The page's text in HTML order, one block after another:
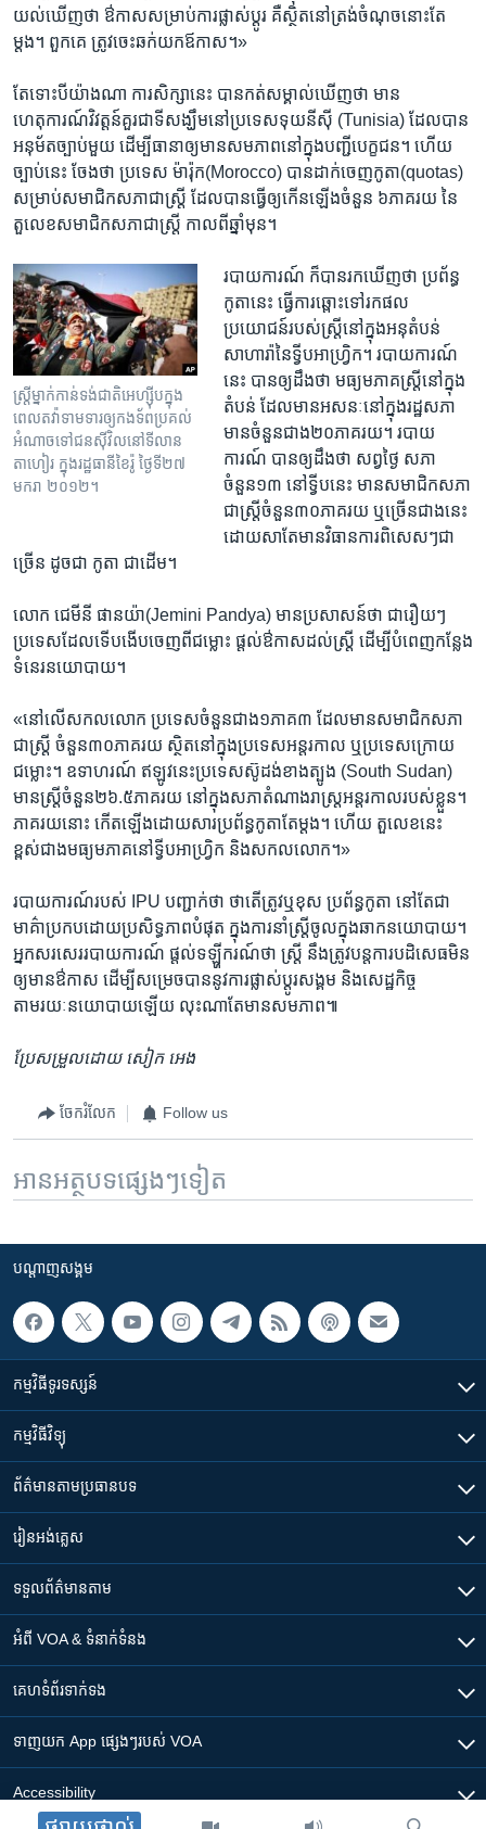
យល់​ឃើញ​ថា ឳកាស​សម្រាប់​ការ​ផ្លាស់ប្តូរ ​គឺស្ថិតនៅ​ត្រង់​ចំណុច​នោះ​តែ​
ម្តង។ ពួក​គេ ​ត្រូវ​ចេះឆក់​យកឪកាស។»​
តែ​ទោះ​បី​យ៉ាង​ណា ការ​សិក្សានេះ ​បាន​កត់សម្គាល់​ឃើញ​ថា មាន​
ហេតុការណ៍​វិវត្តន៍​គួរជា​ទី​សង្ឃឹមនៅ​ប្រទេសទុយ​នីស៊ី (​Tunisia) ដែល​បាន​
អនុម័ត​ច្បាប់​មួយ ដើម្បី​ធានា​ឲ្យ​មាន​សមភាពនៅ​ក្នុងបញ្ជីបេក្ខជន។ ហើយ
ច្បាប់​នេះ​ ​ចែងថា ប្រទេស​ ម៉ារ៉ុក(Morocco) បាន​ដាក់​ចេញកូតា​(quotas)
សម្រាប់​សមាជិក​សភាជា​ស្រី្ត ដែល​បាន​ធ្វើ​ឲ្យ​កើន​ឡើងចំនួន ​៦​ភាគរយ នៃ
តួលេខ​សមាជិក​សភាជា​ស្រ្តី​ ​កាល​ពី​ឆ្នាំ​មុន។
ស្ត្រី​ម្នាក់​កាន់ទង់ជាតិ​អេហ្ស៊ីប​ក្នុង​
ពេល​តវ៉ាទាមទារ​ឲ្យ​កងទ័ព​ប្រគល់​
អំណាច​ទៅ​ជនស៊ីវិលនៅទីលាន
តាហៀរ ក្នុង​រដ្ឋធានីខៃរ៉ូ ថ្ងៃទី២៧
មករា ២០១២។
របាយការណ៍ ​ក៏​បាន​រក​ឃើញ​ថា ប្រព័ន្ធ​
កូតា​នេះ ធ្វើការ​ឆ្ពោះទៅ​រកផល​
ប្រយោជន៍​របស់​ស្រ្តី​នៅក្នុង​អនុ​តំបន់
សាហារ៉ា​នៃទ្វីប​អាហ្រ្វិក។ របាយការណ៍​
នេះ បានឲ្យដឹង​ថា មធ្យម​ភាគ​ស្រ្តី​នៅក្នុង​
តំបន់​ ដែល​មាន​អសនៈនៅ​ក្នុង​រដ្ឋសភា
មាន​ចំនួន​ជាង​២០​ភាគរយ។ របាយ
ការណ៍ បាន​ឲ្យ​ដឹង​ថា សព្វ​ថ្ងៃ សភា
ចំនួន១៣ ​នៅ​ទ្វីប​នេះ ​មានសមាជិកសភា​
ជាស្រ្តីចំនួន​៣០​ភាគរយ ឬច្រើន​ជាង​នេះ ​
ដោយ​សា​តែ​មាន​វិធានការពិសេស​ៗ​ជា
ច្រើន ដូច​ជា កូតា ជាដើម។
លោក ជេមីនី ផានយ៉ា(Jemini Pandya) មាន​ប្រសាសន៍ថា ជា​រឿយៗ​
ប្រទេស​ដែល​ទើប​ងើប​ចេញ​ពី​ជម្លោះ​ ផ្តល់​ឳកាសដល់ស្ត្រី​ ដើម្បីបំពេញ​កន្លែង​
ទំនេរនយោបាយ។​
«នៅលើ​សកលលោក ប្រទេសចំនួនជាង​១ភាគ៣ ដែល​មាន​សមាជិកសភា​
ជា​ស្រ្តី​ ចំនួន​៣០​ភាគរយ ស្ថិតនៅ​ក្នុងប្រទេស​អន្តរកាល​ ឬប្រទេស​ក្រោយ
ជម្លោះ។ ឧទាហរណ៍ ឥឡូវ​នេះ​ប្រទេសស៊ូដង់​ខាង​ត្បូង (South Sudan)
មានស្ត្រី​ចំនួន២៦.៥ភាគរយ ​នៅ​ក្នុងសភា​តំណាង​រាស្ត្រអន្តរកាល​របស់​ខ្លួន។
ភាគរយនោះ កើតឡើង​ដោយសារប្រព័ន្ធ​កូតា​តែ​ម្តង។ ហើយ តួ​លេខ​នេះ
ខ្ពស់​ជាងមធ្យមភាគនៅ​ទ្វីប​អាហ្រ្វិក​ និង​សកល​លោក។» ​
របាយការណ៍​របស់​ IPU ​បញ្ជាក់ថា ​ថា​តើត្រូវ​ឬ​ខុស ប្រព័ន្ធ​កូតា នៅ​តែជា
មាគ៌ាប្រកប​ដោយប្រសិទ្ធភាពបំផុត​ ​ក្នុង​ការ​នាំ​ស្រ្តី​ចូលក្នុង​ឆាកនយោបាយ។
អ្នក​សរសេររបាយការណ៍ ផ្តល់​ទឡ្ហីករណ៍​ថា ​ស្រ្តី​ នឹង​ត្រូវ​បន្ត​ការបដិសេធមិន​
ឲ្យមានឳកាស ដើម្បីសម្រេចបាន​នូវ​ការផ្លាស់​ប្តូរសង្គម និង​សេដ្ឋកិច្ច ​
តាមរយៈនយោបាយឡើយ លុះ​ណាតែ​មាន​សមភាព​៕
ប្រែសម្រួល​ដោយ សៀក អេង
ចែករំលែក Follow us
អានអត្ថបទផ្សេងៗទៀត
បណ្តាញ​សង្គម
កម្មវិធី​ទូរទស្សន៍
កម្មវិធី​វិទ្យុ
ព័ត៌មាន​តាមប្រធានបទ​
រៀន​​អង់គ្លេស
ទទួល​ព័ត៌មាន​តាម
អំពី​ VOA & ទំនាក់ទំនង
គេហទំព័រ​​ទាក់ទង
ទាញយក​ App ផ្សេងៗ​របស់​ VOA
Accessibility